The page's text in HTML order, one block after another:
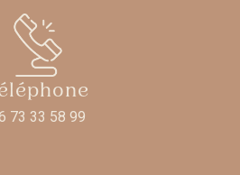
73 33 58 99